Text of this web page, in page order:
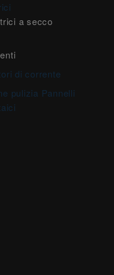
a secco
di corrente
pulizia Pannelli